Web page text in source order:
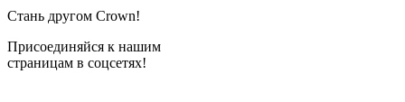
Стань другом Crown!
Присоединяйся к нашим
страницам в соцсетях!